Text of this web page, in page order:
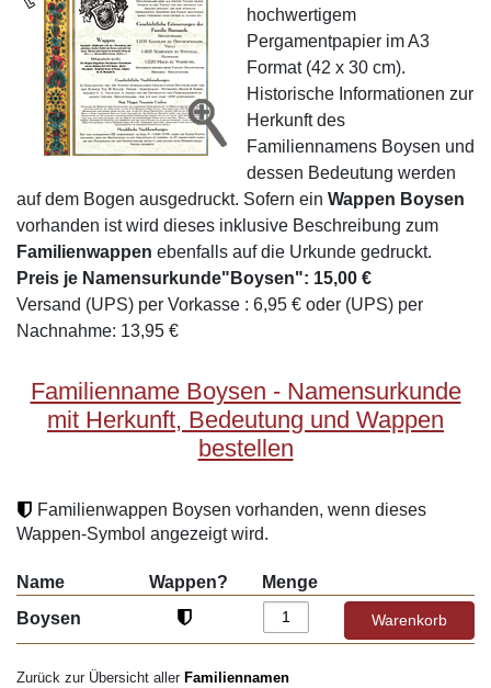
hochwertigem
Pergamentpapier im A3
Format (42 x 30 cm).
Historische Informationen zur
Herkunft des
Familiennamens Boysen und
dessen Bedeutung werden
auf dem Bogen ausgedruckt. Sofern ein Wappen Boysen
vorhanden ist wird dieses inklusive Beschreibung zum
Familienwappen ebenfalls auf die Urkunde gedruckt.
Preis je Namensurkunde"Boysen": 15,00 €
Versand (UPS) per Vorkasse : 6,95 € oder (UPS) per
Nachnahme: 13,95 €
Familienname Boysen - Namensurkunde
mit Herkunft, Bedeutung und Wappen
bestellen
Familienwappen Boysen vorhanden, wenn dieses
Wappen-Symbol angezeigt wird.
Name Wappen?
Menge
Boysen
Zurück zur Übersicht aller Familiennamen